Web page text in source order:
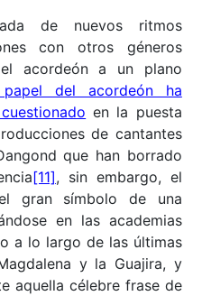
de nuevos ritmos
con otros géneros
acordeón a un plano
del acordeón ha
en la puesta
de cantantes
que han borrado
[11], sin embargo, el
gran símbolo de una
en las academias
a lo largo de las últimas
y la Guajira, y
aquella célebre frase de